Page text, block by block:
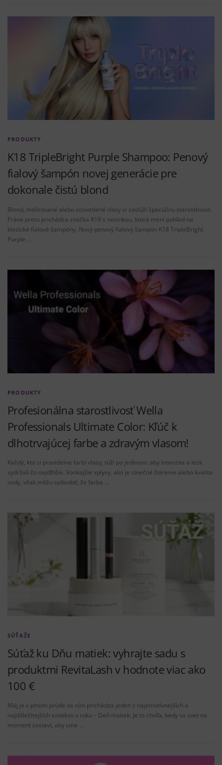
PRODUKTY
K18 TripleBright Purple Shampoo: Penový
fialový šampón novej generácie pre
dokonale čistú blond
Blond, melírované alebo zosvetlené vlasy si zaslúži špeciálnu starostlivosť.
Práve preto prichádza značka K18 s novinkou, ktorá mení pohľad na
klasické fialové šampóny. Nový penový fialový šampón K18 TripleBright
Purple …
PRODUKTY
Profesionálna starostlivosť Wella
Professionals Ultimate Color: Kľúč k
dlhotrvajúcej farbe a zdravým vlasom!
Každý, kto si pravidelne farbí vlasy, túži po jedinom: aby intenzita a lesk
vydržali čo najdlhšie. Vonkajšie vplyvy, ako je slnečné žiarenie alebo kvalita
vody, však môžu spôsobiť, že farba …
SÚŤAŽE
Súťaž ku Dňu matiek: vyhrajte sadu s
produktmi RevitaLash v hodnote viac ako
100 €
Máj je v plnom prúde as ním prichádza jeden z najemotívnejších a
najdôležitejších sviatkov v roku – Deň matiek. Je to chvíľa, kedy sa svet na
moment zastaví, aby sme …